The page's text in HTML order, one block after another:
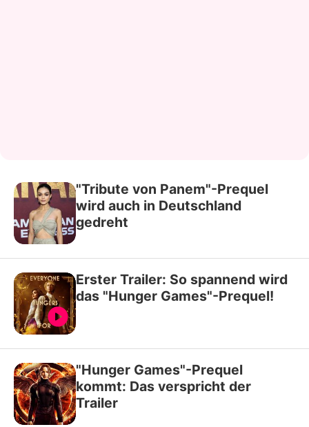
"Tribute von Panem"-Prequel
wird auch in Deutschland
gedreht
Erster Trailer: So spannend wird
das "Hunger Games"-Prequel!
"Hunger Games"-Prequel
kommt: Das verspricht der
Trailer